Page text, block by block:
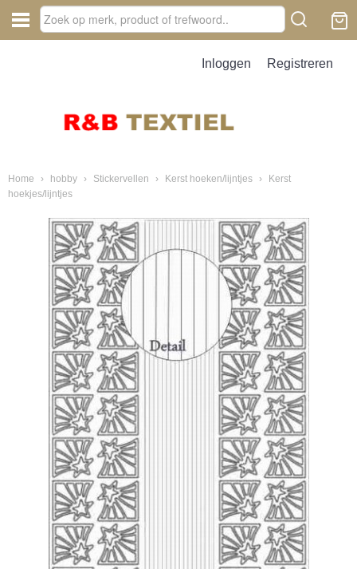
Inloggen Registreren
Home › hobby › Stickervellen › Kerst hoeken/lijntjes ›
Kerst
hoekjes/lijntjes